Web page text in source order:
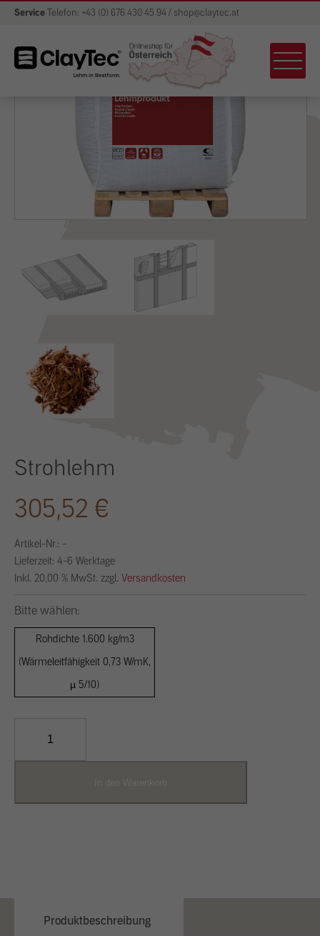
Service Telefon: +43 (0) 676 430 45 94 / shop@claytec.at
Strohlehm
305,52 €
Artikel-Nr.: -
Lieferzeit: 4-6 Werktage
Inkl. 20,00 % MwSt. zzgl. Versandkosten
Bitte wählen:
Rohdichte 1.600 kg/m3
(Wärmeleitfähigkeit 0,73 W/mK,
µ 5/10)
Produktbeschreibung